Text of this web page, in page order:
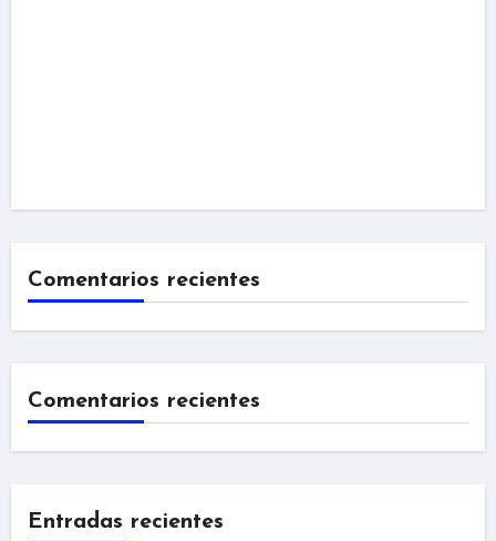
Comentarios recientes
Comentarios recientes
Entradas recientes